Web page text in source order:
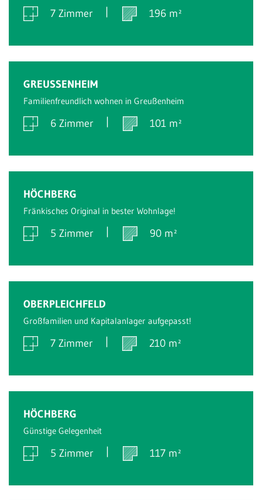
7 Zimmer 196 m²
GREUSSENHEIM
Familienfreundlich wohnen in Greußenheim
6 Zimmer 101 m²
HÖCHBERG
Fränkisches Original in bester Wohnlage!
5 Zimmer 90 m²
OBERPLEICHFELD
Großfamilien und Kapitalanlager aufgepasst!
7 Zimmer 210 m²
HÖCHBERG
Günstige Gelegenheit
5 Zimmer 117 m²